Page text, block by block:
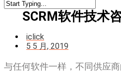
SCRM软件技术
iclick
5 5 月, 2019
与任何软件一样，不同供应